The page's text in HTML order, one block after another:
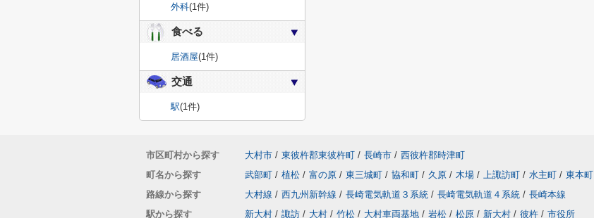
外科(1件)
食べる
居酒屋(1件)
交通
駅(1件)
市区町村から探す 大村市 / 東彼杵郡東彼杵町 / 長崎市 / 西彼杵郡時津町
町名から探す
武部町 / 植松 / 富の原 / 東三城町 / 協和町 / 久原 / 木場 / 上諏訪町 / 水主町 / 東本町
路線から探す
大村線 / 西九州新幹線 / 長崎電気軌道３系統 / 長崎電気軌道４系統 / 長崎本線
駅から探す
新大村 / 諏訪 / 大村 / 竹松 / 大村車両基地 / 岩松 / 松原 / 新大村 / 彼杵 / 市役所